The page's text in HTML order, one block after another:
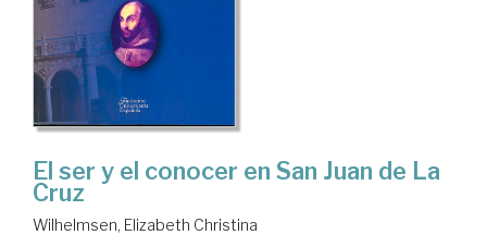
El ser y el conocer en San Juan de La
Cruz
Wilhelmsen, Elizabeth Christina